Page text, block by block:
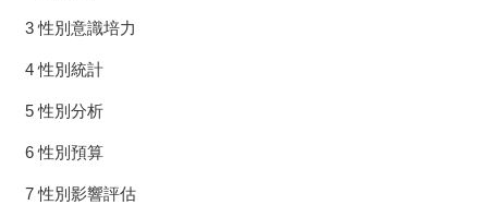
3 性別意識培力
4 性別統計
5 性別分析
6 性別預算
7 性別影響評估